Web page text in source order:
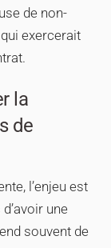
de non-
exercerait
la
de
l’enjeu est
une
souvent de